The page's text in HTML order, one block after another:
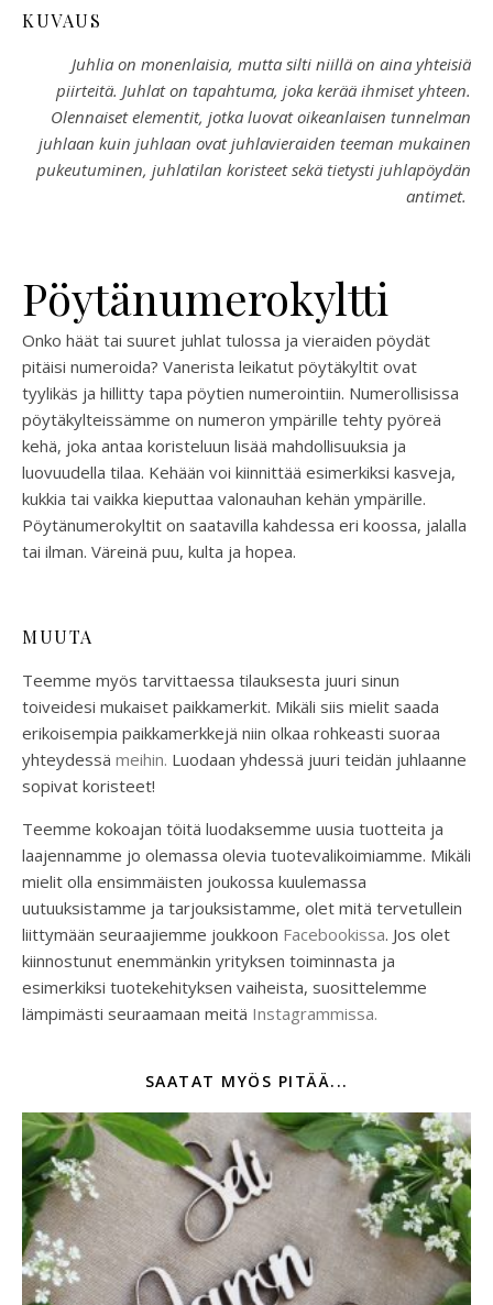
KUVAUS
Juhlia on monenlaisia, mutta silti niillä on aina yhteisiä
piirteitä. Juhlat on tapahtuma, joka kerää ihmiset yhteen.
Olennaiset elementit, jotka luovat oikeanlaisen tunnelman
juhlaan kuin juhlaan ovat juhlavieraiden teeman mukainen
pukeutuminen, juhlatilan koristeet sekä tietysti juhlapöydän
antimet.
Pöytänumerokyltti
Onko häät tai suuret juhlat tulossa ja vieraiden pöydät
pitäisi numeroida? Vanerista leikatut pöytäkyltit ovat
tyylikäs ja hillitty tapa pöytien numerointiin. Numerollisissa
pöytäkylteissämme on numeron ympärille tehty pyöreä
kehä, joka antaa koristeluun lisää mahdollisuuksia ja
luovuudella tilaa. Kehään voi kiinnittää esimerkiksi kasveja,
kukkia tai vaikka kieputtaa valonauhan kehän ympärille.
Pöytänumerokyltit on saatavilla kahdessa eri koossa, jalalla
tai ilman. Väreinä puu, kulta ja hopea.
MUUTA
Teemme myös tarvittaessa tilauksesta juuri sinun
toiveidesi mukaiset paikkamerkit. Mikäli siis mielit saada
erikoisempia paikkamerkkejä niin olkaa rohkeasti suoraa
yhteydessä meihin. Luodaan yhdessä juuri teidän juhlaanne
sopivat koristeet!
Teemme kokoajan töitä luodaksemme uusia tuotteita ja
laajennamme jo olemassa olevia tuotevalikoimiamme. Mikäli
mielit olla ensimmäisten joukossa kuulemassa
uutuuksistamme ja tarjouksistamme, olet mitä tervetullein
liittymään seuraajiemme joukkoon Facebookissa. Jos olet
kiinnostunut enemmänkin yrityksen toiminnasta ja
esimerkiksi tuotekehityksen vaiheista, suosittelemme
lämpimästi seuraamaan meitä Instagrammissa.
SAATAT MYÖS PITÄÄ...